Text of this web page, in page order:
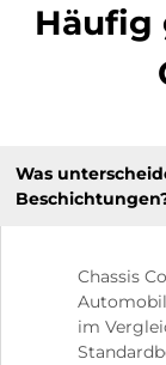
Häufig
Was
Chassis
im